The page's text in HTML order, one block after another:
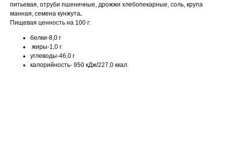
питьевая, отруби пшеничные, дрожжи хлебопекарные, соль, крупа
манная, семена кунжута.
Пищевая ценность на 100 г:
белки-8,0 г
жиры-1,0 г
углеводы-46,0 г
калорийность- 950 кДж/227,0 ккал.